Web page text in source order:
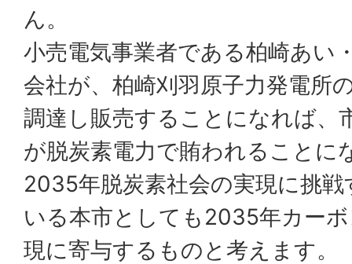
ん。
小売電気事業者である柏崎あい
会社が、柏崎刈羽原子力発電所
調達し販売することになれば、
が脱炭素電力で賄われることに
2035年脱炭素社会の実現に挑
いる本市としても2035年カー
現に寄与するものと考えます。